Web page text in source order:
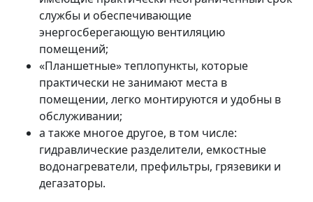
службы и обеспечивающие
энергосберегающую вентиляцию
помещений;
«Планшетные» теплопункты, которые
практически не занимают места в
помещении, легко монтируются и удобны в
обслуживании;
а также многое другое, в том числе:
гидравлические разделители, емкостные
водонагреватели, префильтры, грязевики и
дегазаторы.